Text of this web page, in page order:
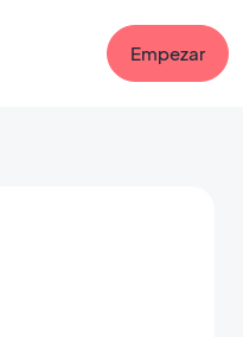
Empezar